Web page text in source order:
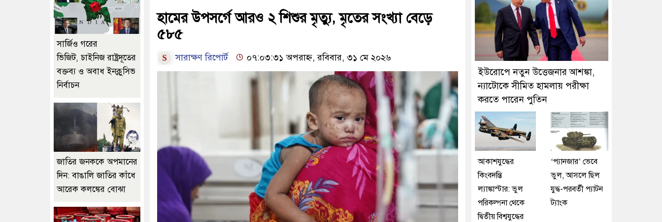
হামের উপসর্গে আরও ২ শিশুর মৃত্যু, মৃতের সংখ্যা বেড়ে
৫৮৫
সারাক্ষণ রিপোর্ট ০৭:০৩:৩১ অপরাহ্ন, রবিবার, ৩১ মে ২০২৬
সার্জিও গরের
ভিজিট, চাইনিজ রাষ্ট্রদূতের
বক্তব্য ও অবাধ ইনক্লুসিভ
নির্বাচন
জাতির জনককে অপমানের
দিন: বাঙালি জাতির কাঁধে
আরেক কলঙ্কের বোঝা
ইউরোপে নতুন উত্তেজনার আশঙ্কা,
ন্যাটোকে সীমিত হামলায় পরীক্ষা
করতে পারেন পুতিন
আকাশযুদ্ধের
কিংবদন্তি
ল্যাঙ্কাস্টার: ভুল
পরিকল্পনা থেকে
দ্বিতীয় বিশ্বযুদ্ধের
‘প্যানজার’ ভেবে
ভুল, আসলে ছিল
যুদ্ধ-পরবর্তী প্যাটন
ট্যাংক